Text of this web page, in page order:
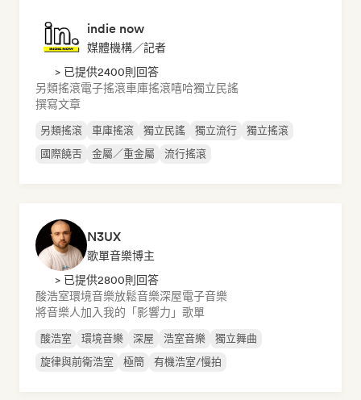
indie now
媒體機構／記者
> 已提供2400則回答
另類搖滾電子搖滾車庫搖滾嘻哈獨立民謠
撰寫文章
另類搖滾 車庫搖滾 獨立民謠 獨立流行
獨立搖滾
國際饒舌
金屬／重金屬 流行搖滾
N3UX
歌單音樂博主
> 已提供2800則回答
酸浩室環境音樂放鬆音樂深屋電子音樂
將音樂人加入我的「影響力」歌單
酸浩室 環境音樂 深屋 浩室音樂
獨立舞曲
旋律與前衛浩室
極簡 有機浩室/慢拍